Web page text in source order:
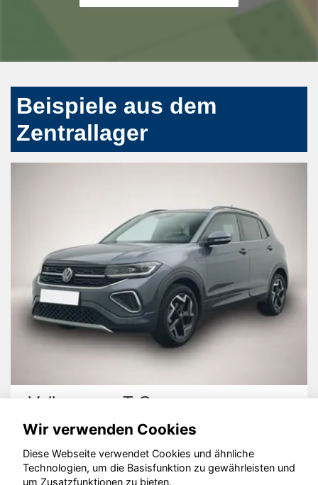
Beispiele aus dem
Zentrallager
Volkswagen T-Cross
© konjunkturmotor.de GmbH 2020 - 2026
Wir verwenden Cookies
Diese Webseite verwendet Cookies und ähnliche
Technologien, um die Basisfunktion zu gewährleisten und
um Zusatzfunktionen zu bieten.